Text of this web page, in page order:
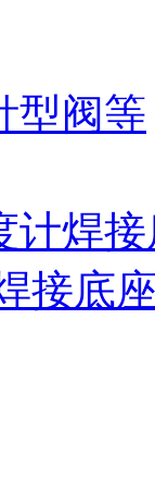
型阀等
计焊
接底